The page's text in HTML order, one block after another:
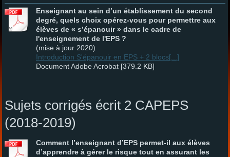
Enseignant au sein d’un établissement du second
degré, quels choix opérez-vous pour permettre aux
élèves de « s’épanouir » dans le cadre de
l'enseignement de l'EPS ?
(mise à jour 2020)
Introduction S'épanouir en EPS + 2 blocs[...]
Document Adobe Acrobat [379.2 KB]
Sujets corrigés écrit 2 CAPEPS
(2018-2019)
Comment l’enseignant d’EPS permet-il aux élèves
d’apprendre à gérer le risque tout en assurant les